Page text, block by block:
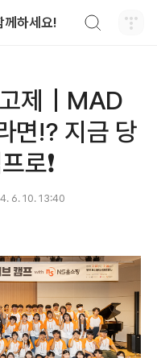
하세요!
제｜MAD
면⁉️ 지금 당
로❗
6. 10. 13:40